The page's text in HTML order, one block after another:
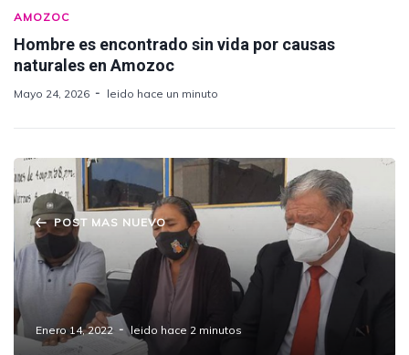
AMOZOC
Hombre es encontrado sin vida por causas
naturales en Amozoc
Mayo 24, 2026 leido hace un minuto
POST MAS NUEVO
Ejidatarios acusan despojo de terrenos para
Hospital y base de la Guardia Nacional en
Amozoc
Enero 14, 2022 leido hace 2 minutos